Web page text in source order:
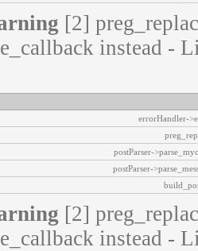
[2]
instead -
errorHandler-
postParser-
postParser-
[2]
instead -